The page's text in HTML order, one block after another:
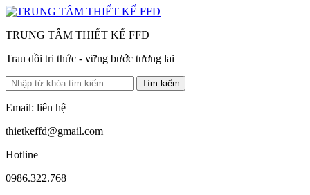
TRUNG TÂM THIẾT KẾ FFD
Trau dồi tri thức - vững bước tương lai
Tìm kiếm
Email: liên hệ
thietkeffd@gmail.com
Hotline
0986.322.768